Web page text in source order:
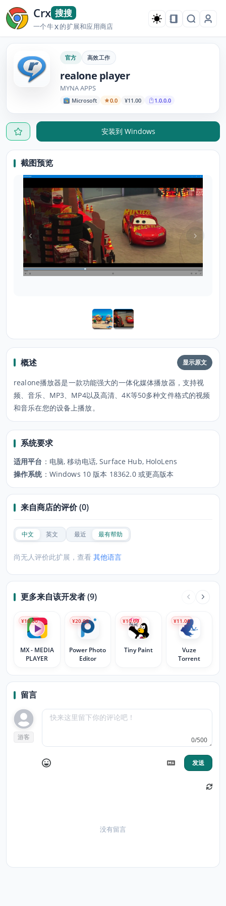
Crx 搜搜
一个牛X的扩展和应用商店
官方 高效工作
realone player
MYNA APPS
Microsoft 0.0 ¥11.00 1.0.0.0
安装到 Windows
截图预览
概述 显示原文
realone播放器是一款功能强大的一体化媒体播放器，支持视
频、音乐、MP3、MP4以及高清、4K等50多种文件格式的视频
和音乐在您的设备上播放。
系统要求
适用平台 ： 电脑, 移动电话, Surface Hub, HoloLens
操作系统： Windows 10 版本 18362.0 或更高版本
来自商店的评价 (0)
中文 英文 最近 最有帮助
尚无人评价此扩展，查看 其他语言
更多来自该开发者 (9)
MX - MEDIA
PLAYER
¥10.00
Power Photo
Editor
¥20.00
Tiny Paint
¥10.00
Vuze
Torrent
¥11.00
留言
游客 0/500
发送
没有留言